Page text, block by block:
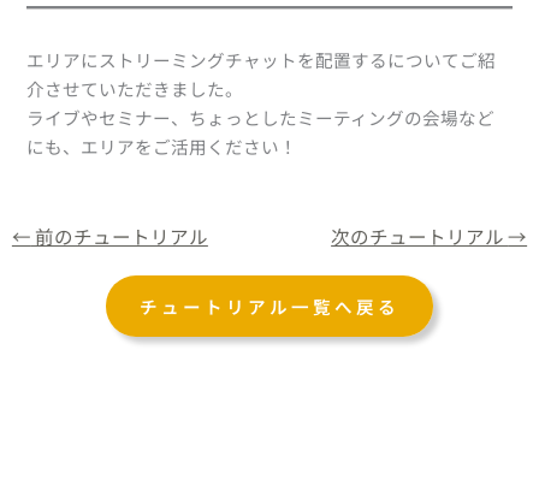
エリアにストリーミングチャットを配置するについてご紹
介させていただきました。
ライブやセミナー、ちょっとしたミーティングの会場など
にも、エリアをご活用ください！
← 前のチュートリアル 次のチュートリアル→
チュートリアル一覧へ戻る